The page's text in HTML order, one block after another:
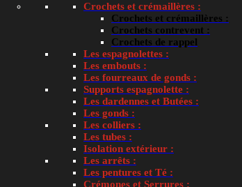
Crochets et crémaillères :
Crochets et crémaillères :
Crochets contrevent :
Crochets de rappel
Les espagnolettes :
Les embouts :
Les fourreaux de gonds :
Supports espagnolette :
Les dardennes et Butées :
Les gonds :
Les colliers :
Les tubes :
Isolation extérieur :
Les arrêts :
Les pentures et Té :
Crémones et Serrures :
Tweet This Product